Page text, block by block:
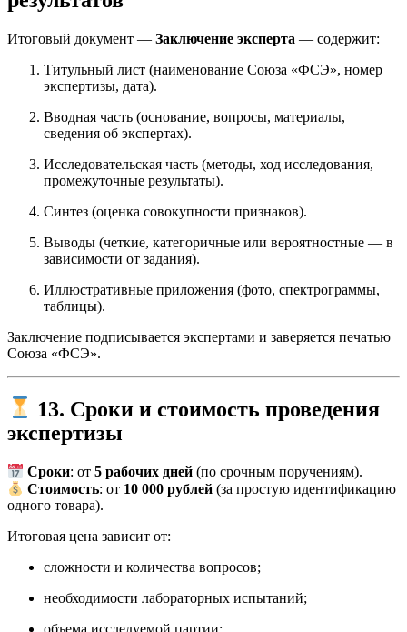
Итоговый документ — Заключение эксперта — содержит:
Титульный лист (наименование Союза «ФСЭ», номер
экспертизы, дата).
Вводная часть (основание, вопросы, материалы,
сведения об экспертах).
Исследовательская часть (методы, ход исследования,
промежуточные результаты).
Синтез (оценка совокупности признаков).
Выводы (четкие, категоричные или вероятностные — в
зависимости от задания).
Иллюстративные приложения (фото, спектрограммы,
таблицы).
Заключение подписывается экспертами и заверяется печатью
Союза «ФСЭ».
13. Сроки и стоимость проведения
экспертизы
Сроки: от5 рабочих дней (по срочным поручениям).
Стоимость: от 10 000 рублей (за простую идентификацию
одного товара).
Итоговая цена зависит от:
сложности и количества вопросов;
необходимости лабораторных испытаний;
объема исследуемой партии;